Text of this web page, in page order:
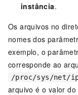
instância.
Os arquivos no
nomes dos
exemplo, o
corresponde ao
/proc/sys/net/
arquivo é o valor